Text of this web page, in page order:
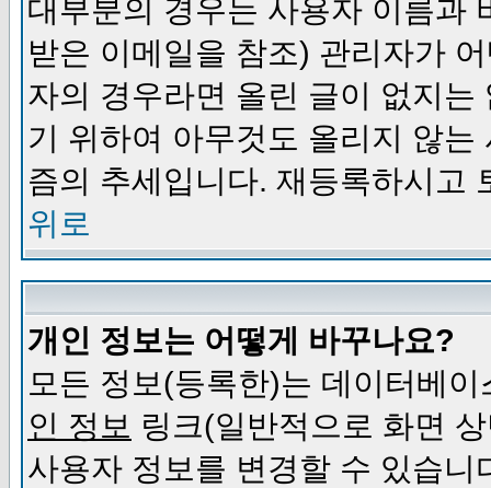
대부분의 경우는 사용자 이름과
받은 이메일을 참조) 관리자가
자의 경우라면 올린 글이 없지
기 위하여 아무것도 올리지 않
즘의 추세입니다. 재등록하시고
위로
개인 정보는 어떻게 바꾸나요?
모든 정보(등록한)는 데이터베
인 정보 링크(일반적으로 화면
사용자 정보를 변경할 수 있습니